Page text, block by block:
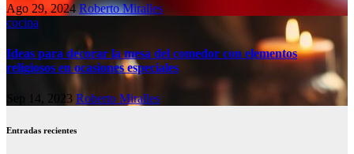
Ago 29, 2024Roberto Miralles
cocina
Ideas para decorar la mesa del comedor con elementos
religiosos en ocasiones especiales
Sep 14, 2023 Roberto Miralles
Entradas recientes